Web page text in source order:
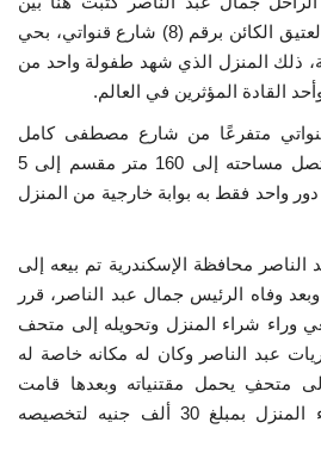
الدولية
أركان وحوائط هذا المنزل العتيق الكائن برقم (8) شارع قنواتي، بحي
ذلك المنزل الذي شهد طفولة واحد من
القادة المؤثرين في العالم.
متفرعًا من شارع مصطفى كامل
الرئيسي في حي باكوس تصل مساحته إلى 160 متر مقسم إلى 5
واحد فقط به بوابة خارجية من المنزل
محافظة الإسكندرية تم بيعه إلى
وفاه الرئيس جمال عبد الناصر، قرر
وراء شراء المنزل وتحويله إلى متحف
عبد الناصر وكان له مكانه خاصة له
متحفِ يحمل مقتنياته وبعدها قامت
محافظة الإسكندرية بشراء المنزل بمبلغ 30 ألف جنيه لتخصيصه